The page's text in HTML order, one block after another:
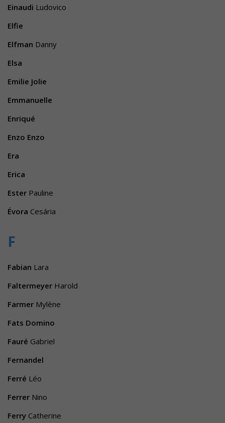
Einaudi Ludovico
Elfie
Elfman Danny
Elsa
Emilie Jolie
Emmanuelle
Enriqué
Enzo Enzo
Era
Erica
Ester Pauline
Évora Cesária
F
Fabian Lara
Faltermeyer Harold
Farmer Mylène
Fats Domino
Fauré Gabriel
Fernandel
Ferré Léo
Ferrer Nino
Ferry Catherine